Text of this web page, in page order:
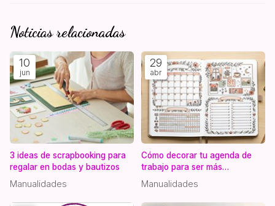
Noticias relacionadas
10
jun
3 ideas de scrapbooking para
regalar en bodas y bautizos
Manualidades
29
abr
Cómo decorar tu agenda de
trabajo para ser más
productiva y menos estresada
Manualidades